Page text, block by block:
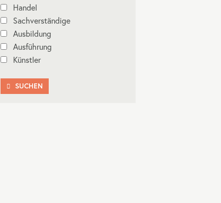
Handel
Sachverständige
Ausbildung
Ausführung
Künstler
 SUCHEN